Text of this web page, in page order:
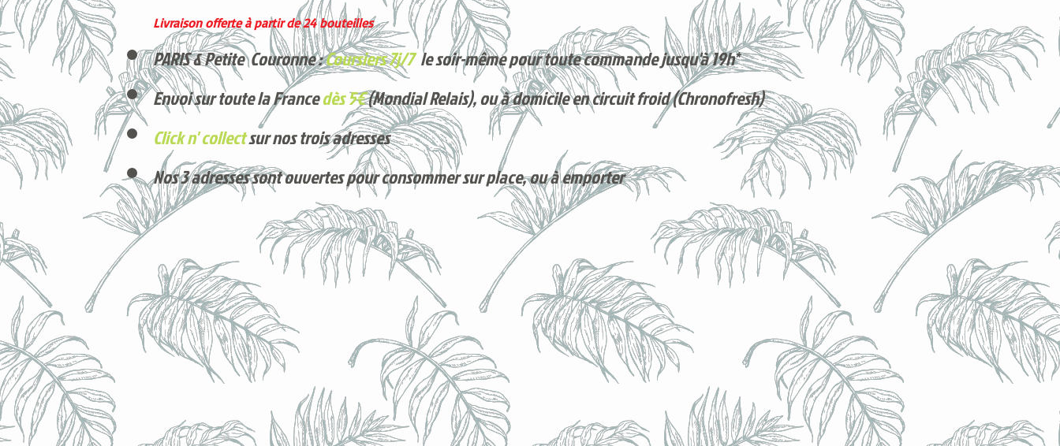
Livraison offerte à partir de 24 bouteilles
PARIS & Petite Couronne :Coursiers 7j/7le soir-même pour toute commande jusqu'à 19h*
Envoi sur toute la Francedès 5€(Mondial Relais), ou à domicile en circuit froid (Chronofresh)
Click n' collectsur nos trois adresses
Nos 3 adresses sont ouvertes pour consommer sur place, ou à emporter
Voici nos derniers arrivages !
Produits phares